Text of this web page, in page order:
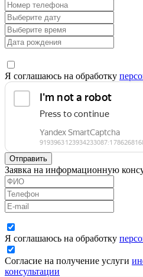
Я соглашаюсь на обработку
Отправить
Заявка на информационную
Я соглашаюсь на обработку
Согласие на получение услуги
консультации